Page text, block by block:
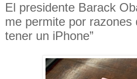
El presidente Barack
me permite por razones
tener un iPhone”